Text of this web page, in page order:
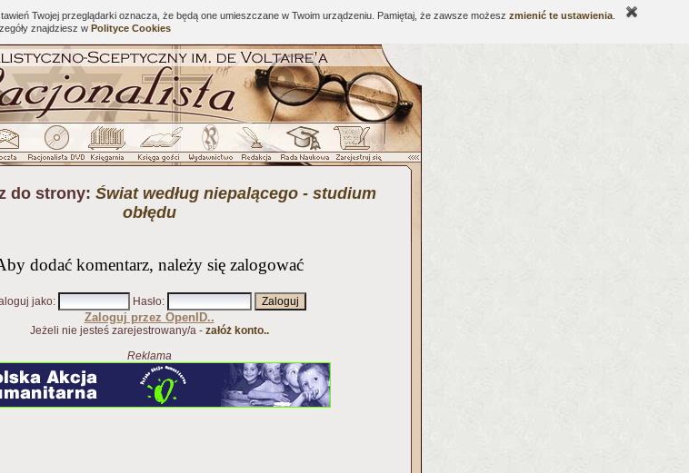
Twojej przeglądarki oznacza, że będą one umieszczane w Twoim urządzeniu. Pamiętaj, że zawsze możesz zmienić te ustawienia
znajdziesz w Polityce Cookies
do strony: Świat według niepalącego - studium
obłędu
dodać komentarz, należy się zalogować
jako: Hasło:
Zaloguj przez OpenID..
Jeżeli nie jesteś zarejestrowany/a - załóż konto..
Reklama